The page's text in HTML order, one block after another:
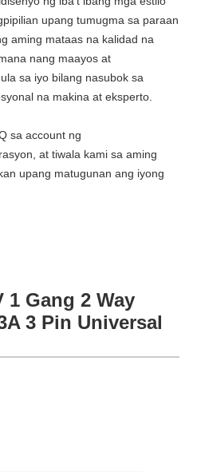
upang tumugma sa paraan
aming mataas na kalidad na
nang maayos at
sa iyo bilang nasubok sa
na makina at eksperto.
sa account ng
at tiwala kami sa aming
upang matugunan ang iyong
1 Gang 2 Way
3 Pin Universal